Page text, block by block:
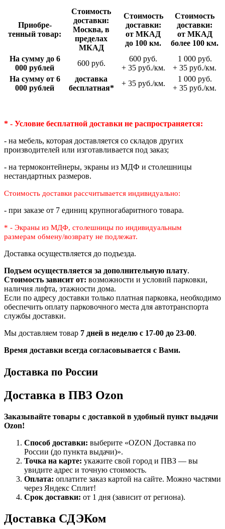
Приобре­
тенный товар:
Стои­мость
доставки:
Москва, в
пределах
МКАД
Стои­мость
доставки:
от МКАД
до 100 км.
Стои­мость
доставки:
от МКАД
более 100 км.
На сумму до 6
000 рублей
600 руб.
600 руб.
+ 35 руб./км.
1 000 руб.
+ 35 руб./км.
На сумму от 6
000 рублей
доставка
беспла­тная*
+ 35 руб./км.
1 000 руб.
+ 35 руб./км.
* - Условие бесплатной доставки не распространяется:
- на мебель, которая доставляется со складов других
производителей или изготавливается под заказ;
- на термоконтейнеры, экраны из МДФ и столешницы
нестандартных размеров.
Стоимость доставки рассчитывается индивидуально:
- при заказе от 7 единиц крупногабаритного товара.
* - Экраны из МДФ, столешницы по индивидуальным
размерам обмену/возврату не подлежат.
Доставка осуществляется до подъезда.
Подъем осуществляется за дополнительную плату.
Стоимость зависит от: возможности и условий парковки,
наличия лифта, этажности дома.
Если по адресу доставки только платная парковка, необходимо
обеспечить оплату парковочного места для автотранспорта
службы доставки.
Мы доставляем товар 7 дней в неделю с 17-00 до 23-00.
Время доставки всегда согласовывается с Вами.
Доставка по России
Доставка в ПВЗ Ozon
Заказывайте товары с доставкой в удобный пункт выдачи
Ozon!
Способ доставки: выберите «OZON Доставка по
России (до пункта выдачи)».
Точка на карте: укажите свой город и ПВЗ — вы
увидите адрес и точную стоимость.
Оплата: оплатите заказ картой на сайте. Можно частями
через Яндекс Сплит!
Срок доставки: от 1 дня (зависит от региона).
Доставка СДЭКом